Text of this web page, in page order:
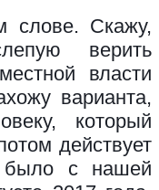
слове. Скажу,
верить
власти
варианта,
который
действует
было с нашей